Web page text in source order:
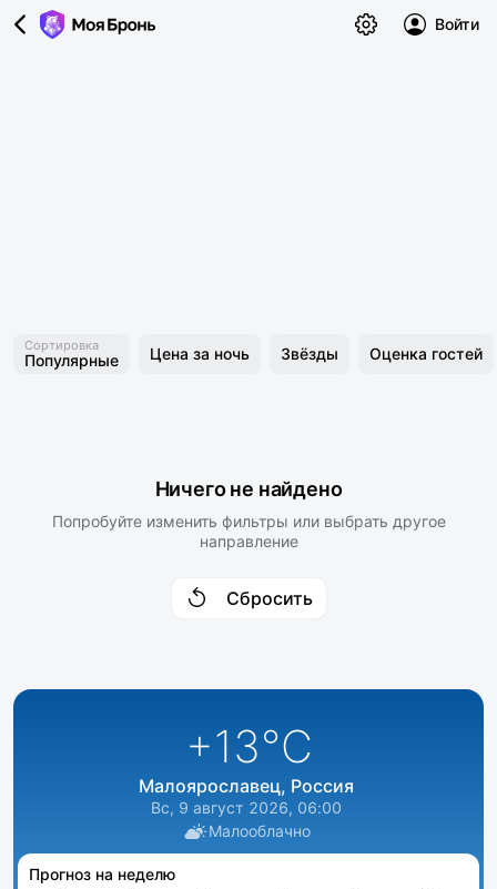
Войти
Сортировка
Популярные Цена за ночь Звёзды Оценка гостей
Ничего не найдено
Попробуйте изменить фильтры или выбрать другое
направление
Сбросить
+13°C
Малоярославец, Россия
Вс, 9 август 2026, 06:00
Малооблачно
Прогноз на неделю